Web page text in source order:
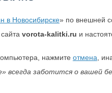
в Новосибирске» по внешней
vorota-kalitki.ru и
нажмите отмена ,
всегда заботится о вашей